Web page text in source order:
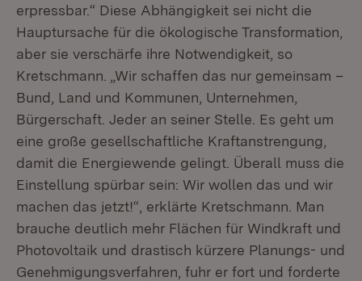
erpressbar.“ Diese Abhängigkeit sei nicht die
Hauptursache für die ökologische Transformation,
aber sie verschärfe ihre Notwendigkeit, so
Kretschmann. „Wir schaffen das nur gemeinsam –
Bund, Land und Kommunen, Unternehmen,
Bürgerschaft. Jeder an seiner Stelle. Es geht um
eine große gesellschaftliche Kraftanstrengung,
damit die Energiewende gelingt. Überall muss die
Einstellung spürbar sein: Wir wollen das und wir
machen das jetzt!“, erklärte Kretschmann. Man
brauche deutlich mehr Flächen für Windkraft und
Photovoltaik und drastisch kürzere Planungs- und
Genehmigungsverfahren, fuhr er fort und forderte